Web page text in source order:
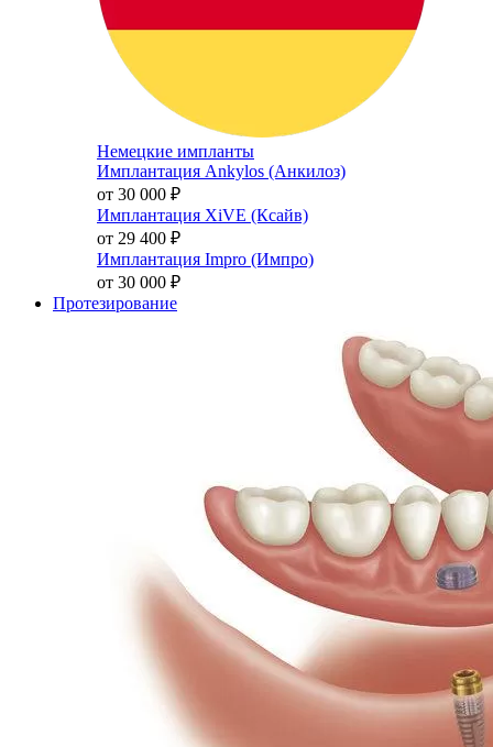
Немецкие импланты
Имплантация Ankylos (Анкилоз)
от 30 000 ₽
Имплантация XiVE (Ксайв)
от 29 400 ₽
Имплантация Impro (Импро)
от 30 000 ₽
Протезирование